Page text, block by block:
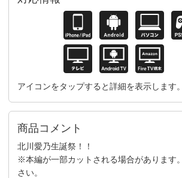
アイコンをタップすると詳細を表示します。
商品コメント
北川愛乃生誕祭！！
※本編が一部カットされる場合があります
さい。